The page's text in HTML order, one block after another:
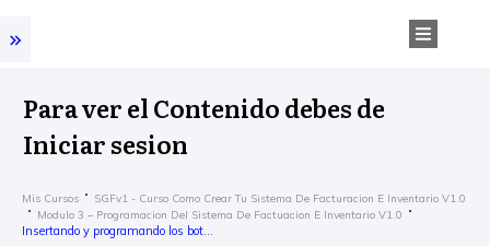
Para ver el Contenido debes de
Iniciar sesion
Mis Cursos
SGFv1 - Curso Como Crear Tu Sistema De Facturacion E Inventario V1.0
Modulo 3 – Programacion Del Sistema De Factuacion E Inventario V1.0